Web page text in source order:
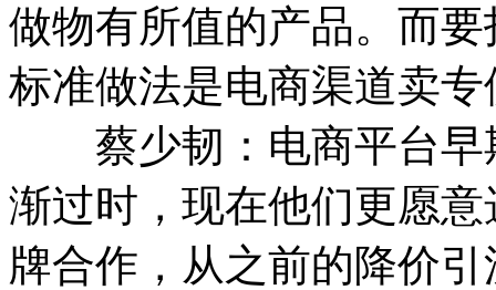
做物有所值的产品。而
标准做法是电商渠道卖
蔡少韧：电商平台早
渐过时，现在他们更愿
牌合作，从之前的降价